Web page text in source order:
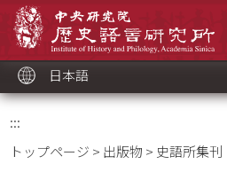
ッ
ク
日本語
:::
トップページ > 出版物 > 史語所集刊